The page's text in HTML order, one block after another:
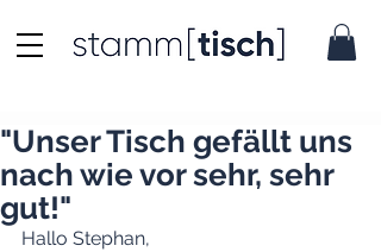
"Unser Tisch gefällt uns
nach wie vor sehr, sehr
gut!"
Hallo Stephan,